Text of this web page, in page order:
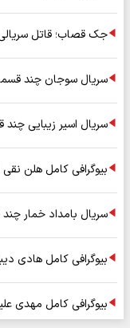
جک قصاب؛ قاتل
سریال سوجان چند
سریال اسیر زیبایی
بیوگرافی کامل هلن نقی
سریال بامداد خمار
بیوگرافی کامل هادی
بیوگرافی کامل مهدی